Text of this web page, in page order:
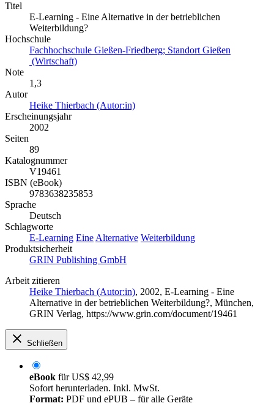
Titel
E-Learning - Eine Alternative in der betrieblichen
Weiterbildung?
Hochschule
Fachhochschule Gießen-Friedberg; Standort Gießen
(Wirtschaft)
Note
1,3
Autor
Heike Thierbach (Autor:in)
Erscheinungsjahr
2002
Seiten
89
Katalognummer
V19461
ISBN (eBook)
9783638235853
Sprache
Deutsch
Schlagworte
E-Learning Eine Alternative Weiterbildung
Produktsicherheit
GRIN Publishing GmbH
Arbeit zitieren
Heike Thierbach (Autor:in), 2002, E-Learning - Eine
Alternative in der betrieblichen Weiterbildung?, München,
GRIN Verlag, https://www.grin.com/document/19461
Schließen
eBook fürUS$ 42,99
Sofort herunterladen. Inkl. MwSt.
Format: PDF und ePUB – für alle Geräte